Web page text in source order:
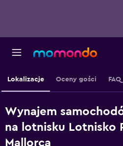
Lokalizacje Oceny gości
Wynajem
na lotnisku Lotnisko
Mallorca